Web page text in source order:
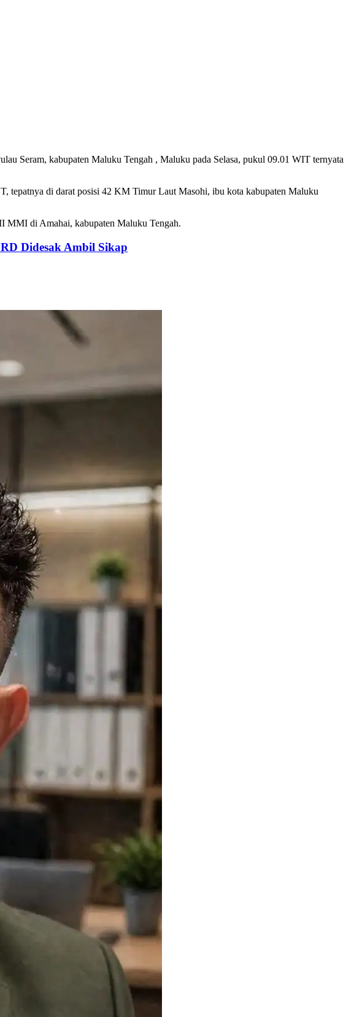
Seram, kabupaten Maluku Tengah , Maluku pada Selasa, pukul 09.01 WIT ternyata
tepatnya di darat posisi 42 KM Timur Laut Masohi, ibu kota kabupaten Maluku
MMI di Amahai, kabupaten Maluku Tengah.
Didesak Ambil Sikap